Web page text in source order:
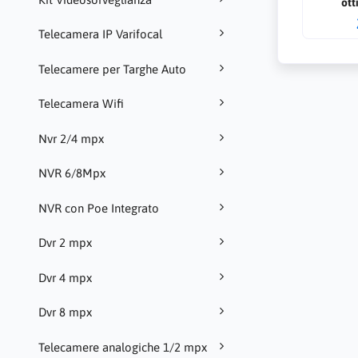
Telecamera IP Varifocal
Telecamere per Targhe Auto
Telecamera Wifi
Nvr 2/4 mpx
NVR 6/8Mpx
NVR con Poe Integrato
Dvr 2 mpx
Dvr 4 mpx
Dvr 8 mpx
Telecamere analogiche 1/2 mpx